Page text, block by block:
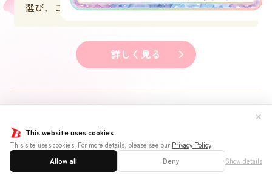
This website uses cookies
This site uses cookies. For more details, please see our Privacy Policy.
Allow all Deny Show details
✕
選び、このターン中、そのキャラの花嫁力－４。
詳しく見る